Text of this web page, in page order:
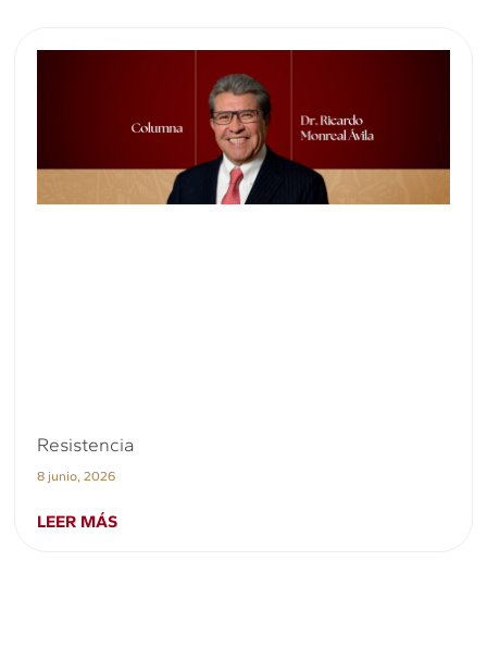
Resistencia
8 junio, 2026
LEER MÁS